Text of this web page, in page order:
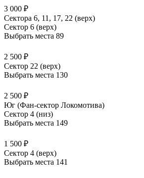
3 000 ₽
Сектора 6, 11, 17, 22 (верх)
Сектор 6 (верх)
Выбрать места 89
2 500 ₽
Сектор 22 (верх)
Выбрать места 130
2 500 ₽
Юг (Фан-сектор Локомотива)
Сектор 4 (низ)
Выбрать места 149
1 500 ₽
Сектор 4 (верх)
Выбрать места 141